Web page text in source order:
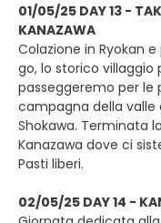
01/05/25 DAY 13 -
KANAZAWA
Colazione in Ryokan
go, lo storico villaggio
passeggeremo per le
campagna della valle
Shokawa. Terminata
Kanazawa dove ci
Pasti liberi.
02/05/25 DAY 14 -